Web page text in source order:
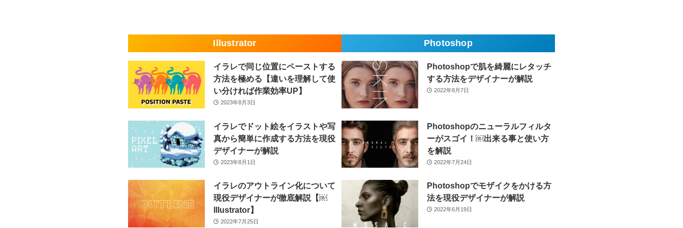
Illustrator
イラレで同じ位置にペーストする
方法を極める【違いを理解して使
い分ければ作業効率UP】
2023年8月3日
イラレでドット絵をイラストや写
真から簡単に作成する方法を現役
デザイナーが解説
2023年8月1日
イラレのアウトライン化について
現役デザイナーが徹底解説【￼
Illustrator】
2022年7月25日
Photoshop
Photoshopで肌を綺麗にレタッチ
する方法をデザイナーが解説
2022年8月7日
Photoshopのニューラルフィルタ
ーがスゴイ！￼出来る事と使い方
を解説
2022年7月24日
Photoshopでモザイクをかける方
法を現役デザイナーが解説
2022年6月19日